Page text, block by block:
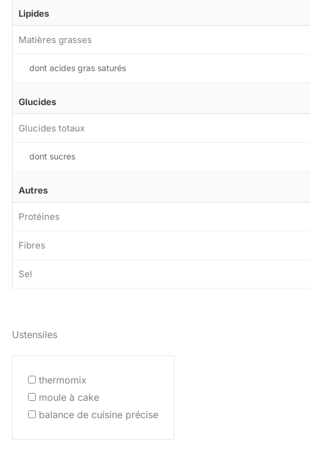
Lipides
Matières grasses
dont acides gras saturés
Glucides
Glucides totaux
dont sucres
Autres
Protéines
Fibres
Sel
Ustensiles
thermomix
moule à cake
balance de cuisine précise